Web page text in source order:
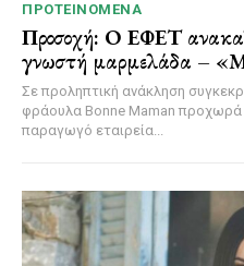
ΠΡΟΤΕΙΝΌΜΕΝΑ
Προσοχή: Ο ΕΦΕΤ
γνωστή μαρμελάδα –
Σε προληπτική ανάκληση
φράουλα Bonne Maman προχωρά
παραγωγό εταιρεία...